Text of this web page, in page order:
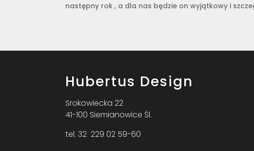
następny rok , a dla nas będzie on wyjątkowy i
Hubertus Design
Srokowiecka 22
41-100 Siemianowice Śl.
tel. 32 229 02 59-60